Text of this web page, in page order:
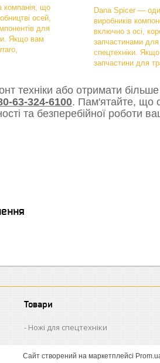
компанія, що
осей,
для
Якщо вам
Dana Spicer —
виробників
включно з осі,
запчастинами для
спецтехніки. Якщо
запчастини для
техніки або отримати
63-324-6100. Пам'ятайте, що
та безперебійної роботи
Товари
Ножі для спецтехніки
Сайт створений на маркетплейсі